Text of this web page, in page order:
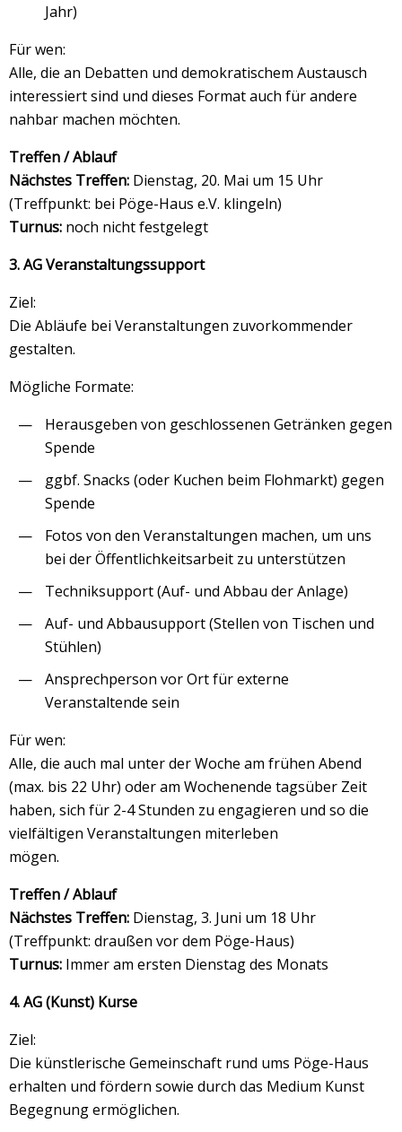
Jahr)
Für wen:
Alle, die an Debatten und demokratischem Austausch
interessiert sind und dieses Format auch für andere
nahbar machen möchten.
Treffen / Ablauf
Nächstes Treffen: Dienstag, 20. Mai um 15 Uhr
(Treffpunkt: bei Pöge-Haus e.V. klingeln)
Turnus: noch nicht festgelegt
3. AG Veranstaltungssupport
Ziel:
Die Abläufe bei Veranstaltungen zuvorkommender
gestalten.
Mögliche Formate:
Herausgeben von geschlossenen Getränken gegen
Spende
ggbf. Snacks (oder Kuchen beim Flohmarkt) gegen
Spende
Fotos von den Veranstaltungen machen, um uns
bei der Öffentlichkeitsarbeit zu unterstützen
Techniksupport (Auf- und Abbau der Anlage)
Auf- und Abbausupport (Stellen von Tischen und
Stühlen)
Ansprechperson vor Ort für externe
Veranstaltende sein
Für wen:
Alle, die auch mal unter der Woche am frühen Abend
(max. bis 22 Uhr) oder am Wochenende tagsüber Zeit
haben, sich für 2-4 Stunden zu engagieren und so die
vielfältigen Veranstaltungen miterleben
mögen.
Treffen / Ablauf
Nächstes Treffen: Dienstag, 3. Juni um 18 Uhr
(Treffpunkt: draußen vor dem Pöge-Haus)
Turnus: Immer am ersten Dienstag des Monats
4. AG (Kunst) Kurse
Ziel:
Die künstlerische Gemeinschaft rund ums Pöge-Haus
erhalten und fördern sowie durch das Medium Kunst
Begegnung ermöglichen.